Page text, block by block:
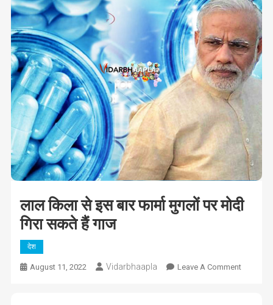
लाल किला से इस बार फार्मा मुगलों पर मोदी
गिरा सकते हैं गाज
देश
August 11, 2022 Vidarbhaapla Leave A CommentOn